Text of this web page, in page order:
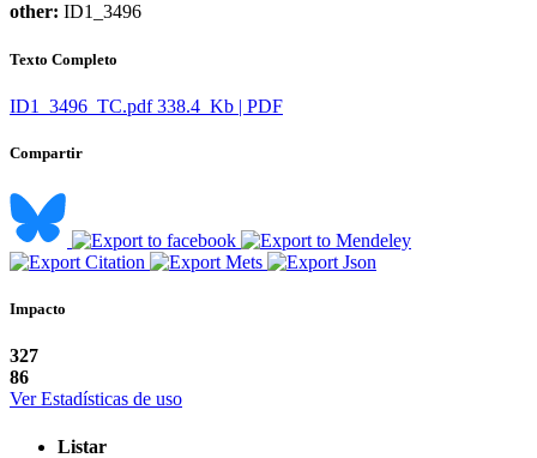
other: ID1_3496
Texto Completo
ID1_3496_TC.pdf 338.4 Kb | PDF
Compartir
Impacto
327
86
Ver Estadísticas de uso
Listar